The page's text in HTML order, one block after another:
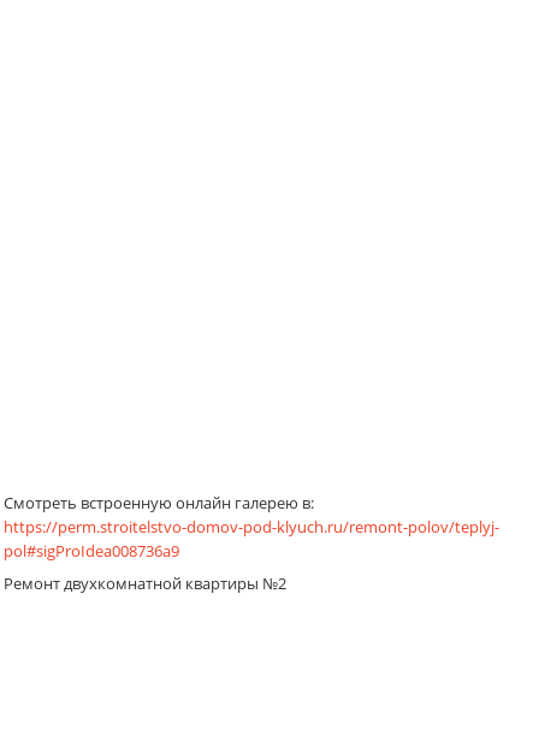
Смотреть встроенную онлайн галерею в:
https://perm.stroitelstvo-domov-pod-klyuch.ru/remont-polov/teplyj-
pol#sigProIdea008736a9
Ремонт двухкомнатной квартиры №2